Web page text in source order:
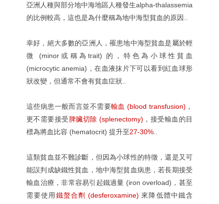
亞洲人種與部分地中海地區人種發生alpha-thalassemia
的比例較高，這也是為什麼稱為地中海型貧血的原因..
幸好，絕大多數的亞洲人，罹患地中海型貧血是屬於輕
微 (minor或稱為trait) 的，特色為小球性貧血
(microcytic anemia)，在血液抹片下可以看到紅血球形
狀改變，但通常不會有貧血症狀..
這些病患一般而言並不需要輸血 (blood transfusion) ，
更不需要接受脾臟切除 (splenectomy) ，接受輸血的目
標為將血比容 (hematocrit) 提升至27-30%
這類貧血並不難診斷，但因為小球性的特徵，還是又可
能誤判成缺鐵性貧血，地中海型貧血病患，若長期接受
輸血治療，非常容易引起鐵過量 (iron overload)，甚至
需要使用 鐵螯合劑 (desferoxamine) 來降低體中鐵含